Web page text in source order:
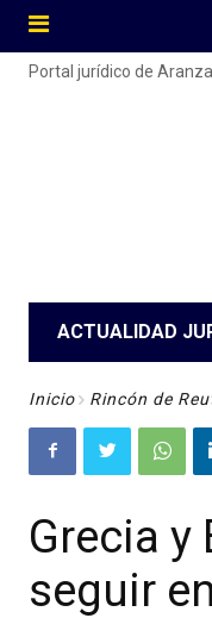
Portal jurídico de
ACTUALIDAD
Inicio Rincón de
Grecia y
seguir